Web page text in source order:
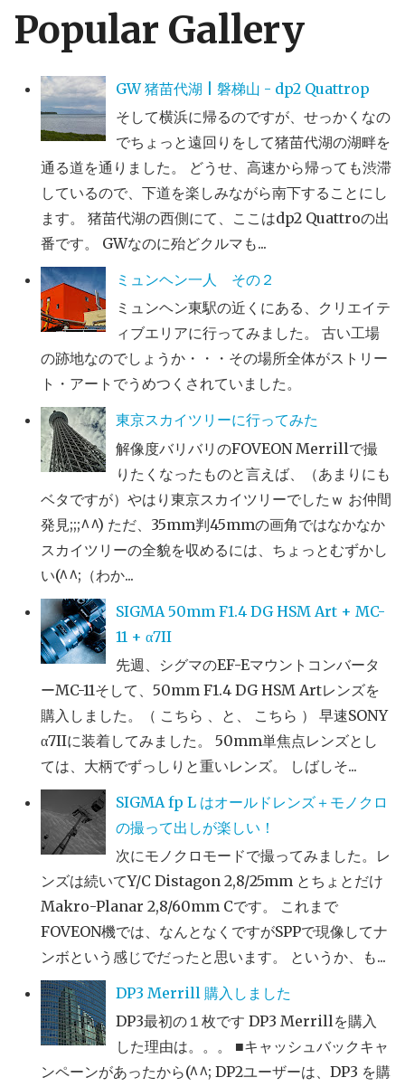
Popular Gallery
GW 猪苗代湖 | 磐梯山 - dp2 Quattrop
そして横浜に帰るのですが、せっかくなの
でちょっと遠回りをして猪苗代湖の湖畔を
通る道を通りました。 どうせ、高速から帰っても渋滞
しているので、下道を楽しみながら南下することにし
ます。 猪苗代湖の西側にて、ここはdp2 Quattroの出
番です。 GWなのに殆どクルマも...
ミュンヘン一人 その２
ミュンヘン東駅の近くにある、クリエイテ
ィブエリアに行ってみました。 古い工場
の跡地なのでしょうか・・・その場所全体がストリー
ト・アートでうめつくされていました。
東京スカイツリーに行ってみた
解像度バリバリのFOVEON Merrillで撮
りたくなったものと言えば、（あまりにも
ベタですが）やはり東京スカイツリーでしたｗ お仲間
発見;;;^^) ただ、35mm判45mmの画角ではなかなか
スカイツリーの全貌を収めるには、ちょっとむずかし
い(^^;（わか...
SIGMA 50mm F1.4 DG HSM Art + MC-
11 + α7II
先週、シグマのEF-Eマウントコンバータ
ーMC-11そして、50mm F1.4 DG HSM Artレンズを
購入しました。（ こちら 、と、 こちら ） 早速SONY
α7IIに装着してみました。 50mm単焦点レンズとし
ては、大柄でずっしりと重いレンズ。 しばしそ...
SIGMA fp L はオールドレンズ＋モノクロ
の撮って出しが楽しい！
次にモノクロモードで撮ってみました。レ
ンズは続いてY/C Distagon 2,8/25mm とちょとだけ
Makro-Planar 2,8/60mm Cです。 これまで
FOVEON機では、なんとなくですがSPPで現像してナ
ンボという感じでだったと思います。 というか、も...
DP3 Merrill 購入しました
DP3最初の１枚です DP3 Merrillを購入
した理由は。。。 ■キャッシュバックキャ
ンペーンがあったから(^^; DP2ユーザーは、DP3 を購